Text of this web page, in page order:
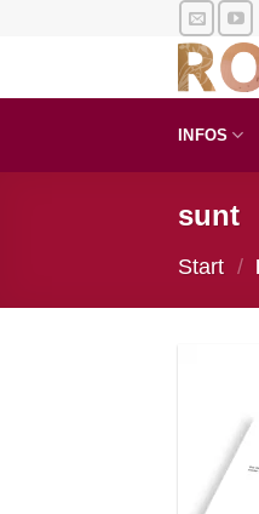
INFOS
sunt
Start /